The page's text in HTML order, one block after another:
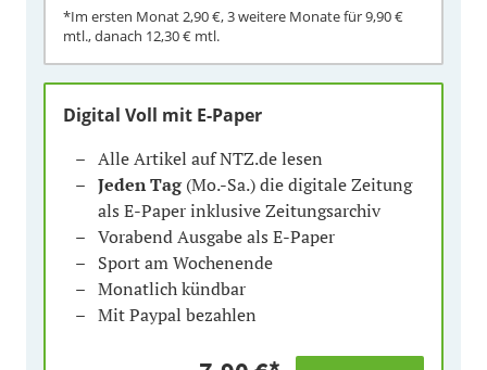
*Im ersten Monat2,90 €, 3 weitere Monate für9,90 €
mtl., danach 12,30 € mtl.
Digital Voll mit E-Paper
Alle Artikel auf NTZ.de lesen
Jeden Tag(Mo.-Sa.) die digitale Zeitung
als E-Paper inklusive Zeitungsarchiv
Vorabend Ausgabe als E-Paper
Sport am Wochenende
Monatlich kündbar
Mit Paypal bezahlen